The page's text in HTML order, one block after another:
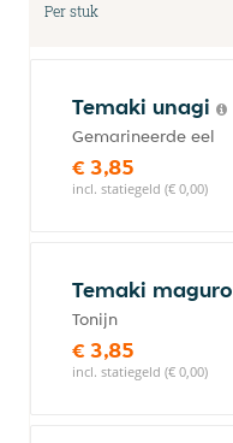
Per stuk
Temaki unagi
Gemarineerde eel
€ 3,85
incl. statiegeld (€ 0,00)
Temaki maguro
Tonijn
€ 3,85
incl. statiegeld (€ 0,00)